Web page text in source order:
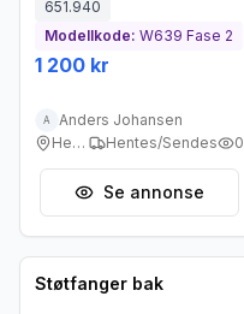
651.940
Modellkode: W639 Fase 2
1 200 kr
A
Anders Johansen
Heggedal
Hentes/Sendes 0
Se annonse
Brukt - god tilstand
Støtfanger bak